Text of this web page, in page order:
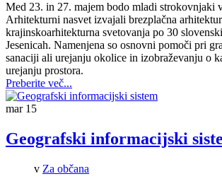
Med 23. in 27. majem bodo mladi strokovnjaki
Arhitekturni nasvet izvajali brezplačna
krajinskoarhitekturna svetovanja po 30
Jesenicah. Namenjena so osnovni pomoči pri
sanaciji ali urejanju okolice in izobraževanju o
urejanju prostora.
Preberite več...
mar 15
Geografski informacijski
v Za občana